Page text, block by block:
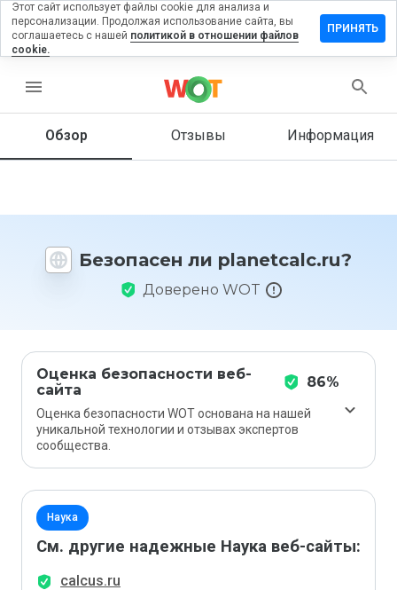
menu
Обзор Отзывы Информация
Безопасен ли planetcalc.ru?
Доверено WOT
Оценка безопасности веб-
сайта
86%
Оценка безопасности WOT основана на нашей
уникальной технологии и отзывах экспертов
сообщества.
Наука
См. другие надежные Наука веб-сайты:
calcus.ru
на
Как бы
этот
1 до 5?
Этот сайт использует файлы cookie для анализа и
персонализации. Продолжая использование сайта, вы
соглашаетесь с нашей политикой в отношении файлов
cookie.
ПРИНЯТЬ